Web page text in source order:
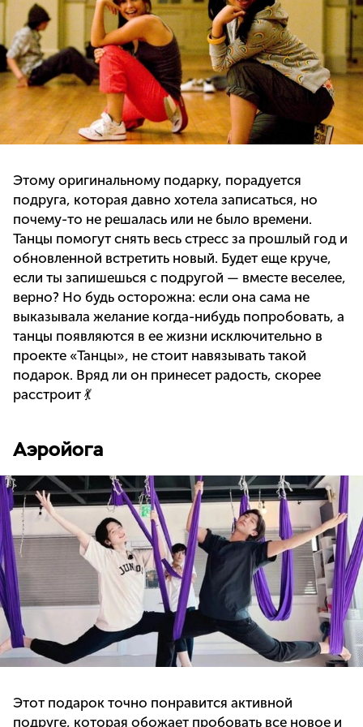
Этому оригинальному подарку, порадуется
подруга, которая давно хотела записаться, но
почему-то не решалась или не было времени.
Танцы помогут снять весь стресс за прошлый год и
обновленной встретить новый. Будет еще круче,
если ты запишешься с подругой — вместе веселее,
верно? Но будь осторожна: если она сама не
выказывала желание когда-нибудь попробовать, а
танцы появляются в ее жизни исключительно в
проекте «Танцы», не стоит навязывать такой
подарок. Вряд ли он принесет радость, скорее
расстроит 💃
Аэройога
Этот подарок точно понравится активной
подруге, которая обожает пробовать все новое и